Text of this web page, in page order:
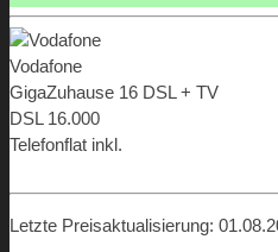
Vodafone
GigaZuhause 16 DSL + TV
DSL 16.000
Telefonflat inkl.
Letzte Preisaktualisierung: